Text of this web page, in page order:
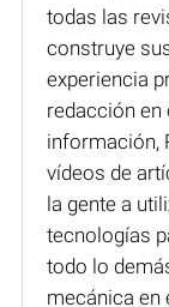
todas las
construye
experiencia
redacción en
información,
vídeos de
la gente a
tecnologías
todo lo
mecánica en